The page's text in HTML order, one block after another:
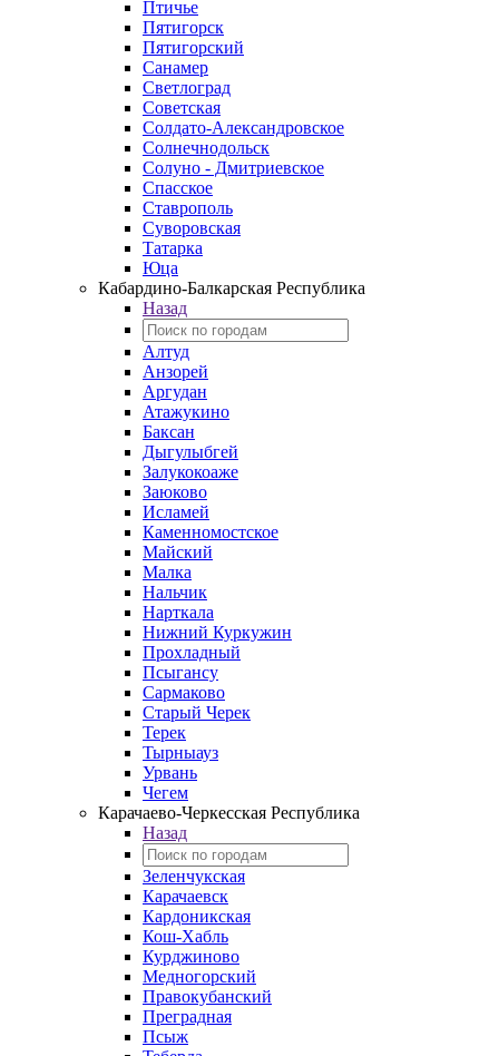
Птичье
Пятигорск
Пятигорский
Санамер
Светлоград
Советская
Солдато-Александровское
Солнечнодольск
Солуно - Дмитриевское
Спасское
Ставрополь
Суворовская
Татарка
Юца
Кабардино‑Балкарская Республика
Назад
Алтуд
Анзорей
Аргудан
Атажукино
Баксан
Дыгулыбгей
Залукокоаже
Заюково
Исламей
Каменномостское
Майский
Малка
Нальчик
Нарткала
Нижний Куркужин
Прохладный
Псыгансу
Сармаково
Старый Черек
Терек
Тырныауз
Урвань
Чегем
Карачаево-Черкесская Республика
Назад
Зеленчукская
Карачаевск
Кардоникская
Кош-Хабль
Курджиново
Медногорский
Правокубанский
Преградная
Псыж